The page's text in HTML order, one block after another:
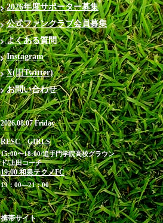
2026年度サポーター募集
公式ファンクラブ会員募集
よくある質問
Instagram
X(旧Twitter)
お問い合わせ
2026.08.07 Friday
RESC GIRLS
15:00〜18:00/追手門学院高校グラウン
ド/上田コーチ
19:00 和泉テクノFC
19：00―21：00
携帯サイト